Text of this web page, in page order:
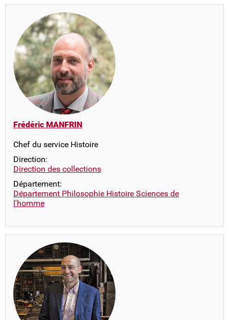
Frédéric MANFRIN
Chef du service Histoire
Direction:
Direction des collections
Département:
Département Philosophie Histoire Sciences de
l'homme